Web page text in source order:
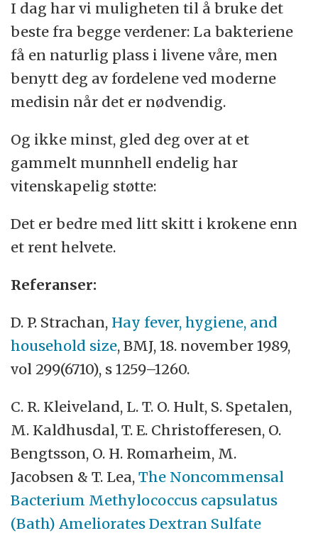
I dag har vi muligheten til å bruke det
beste fra begge verdener: La bakteriene
få en naturlig plass i livene våre, men
benytt deg av fordelene ved moderne
medisin når det er nødvendig.
Og ikke minst, gled deg over at et
gammelt munnhell endelig har
vitenskapelig støtte:
Det er bedre med litt skitt i krokene enn
et rent helvete.
Referanser:
D. P. Strachan, Hay fever, hygiene, and
household size, BMJ, 18. november 1989,
vol 299(6710), s 1259–1260.
C. R. Kleiveland, L. T. O. Hult, S. Spetalen,
M. Kaldhusdal, T. E. Christofferesen, O.
Bengtsson, O. H. Romarheim, M.
Jacobsen & T. Lea,The Noncommensal
Bacterium Methylococcus capsulatus
(Bath) Ameliorates Dextran Sulfate